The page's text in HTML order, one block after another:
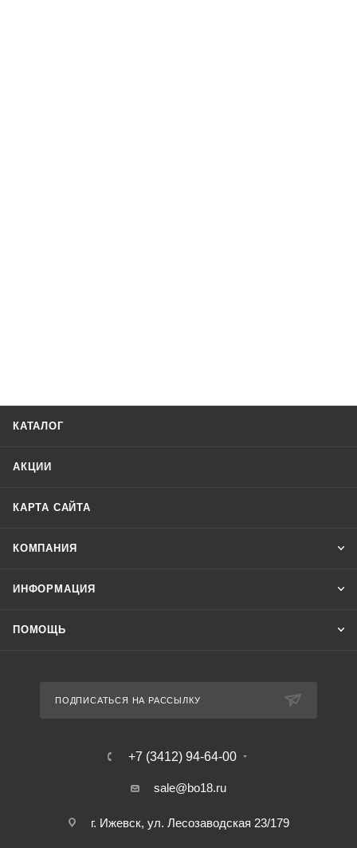
КАТАЛОГ
АКЦИИ
КАРТА САЙТА
КОМПАНИЯ
ИНФОРМАЦИЯ
ПОМОЩЬ
ПОДПИСАТЬСЯ НА РАССЫЛКУ
+7 (3412) 94-64-00
sale@bo18.ru
г. Ижевск, ул. Лесозаводская 23/179